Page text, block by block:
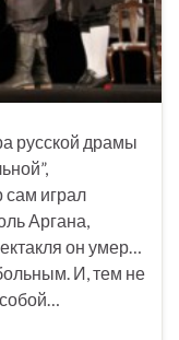
русской драмы
сам играл
Аргана,
он умер…
И, тем не